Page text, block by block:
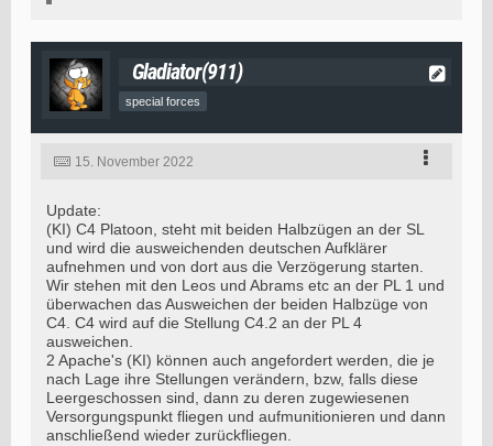
Gladiator(911)
special forces
15. November 2022
Update:
(KI) C4 Platoon, steht mit beiden Halbzügen an der SL
und wird die ausweichenden deutschen Aufklärer
aufnehmen und von dort aus die Verzögerung starten.
Wir stehen mit den Leos und Abrams etc an der PL 1 und
überwachen das Ausweichen der beiden Halbzüge von
C4. C4 wird auf die Stellung C4.2 an der PL 4
ausweichen.
2 Apache's (KI) können auch angefordert werden, die je
nach Lage ihre Stellungen verändern, bzw, falls diese
Leergeschossen sind, dann zu deren zugewiesenen
Versorgungspunkt fliegen und aufmunitionieren und dann
anschließend wieder zurückfliegen.